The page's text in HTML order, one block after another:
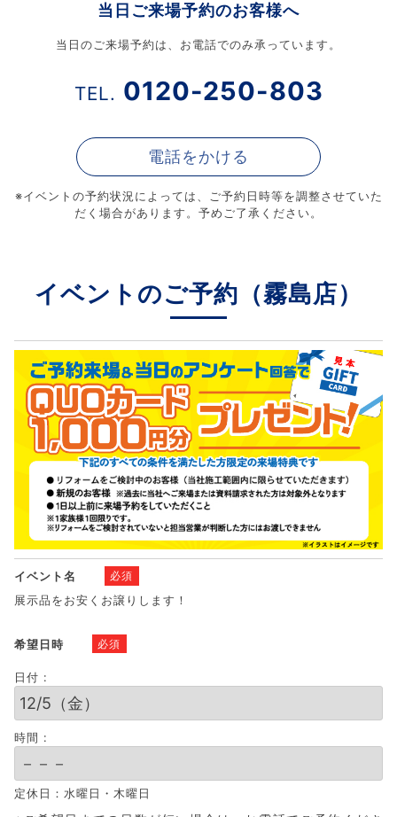
当日ご来場予約のお客様へ
当日のご来場予約は、お電話でのみ承っています。
TEL. 0120-250-803
電話をかける
※イベントの予約状況によっては、 ご予約日時等を調整させていた
だく場合があります。予めご了承ください。
イベントのご予約（霧島店）
イベント名 必須
展示品をお安くお譲りします！
希望日時 必須
日付 :
時間 :
定休日：水曜日・木曜日